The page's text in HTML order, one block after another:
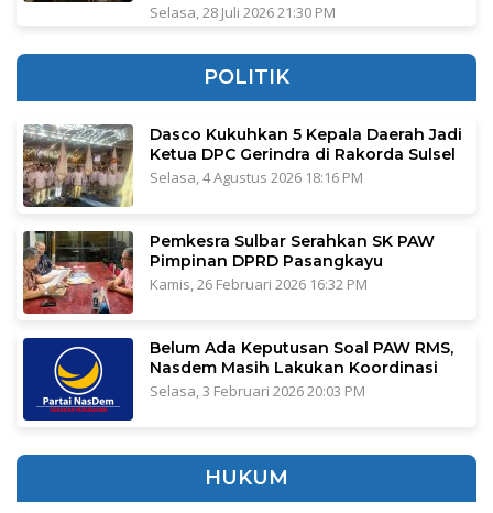
Selasa, 28 Juli 2026 21:30 PM
POLITIK
Dasco Kukuhkan 5 Kepala Daerah Jadi
Ketua DPC Gerindra di Rakorda Sulsel
Selasa, 4 Agustus 2026 18:16 PM
Pemkesra Sulbar Serahkan SK PAW
Pimpinan DPRD Pasangkayu
Kamis, 26 Februari 2026 16:32 PM
Belum Ada Keputusan Soal PAW RMS,
Nasdem Masih Lakukan Koordinasi
Selasa, 3 Februari 2026 20:03 PM
HUKUM